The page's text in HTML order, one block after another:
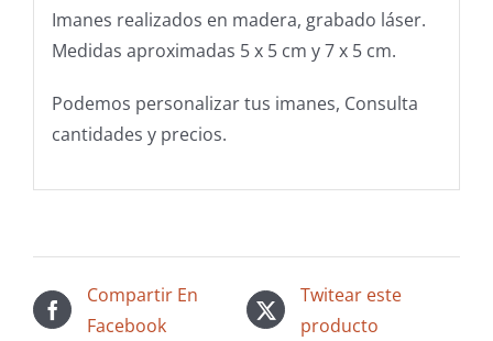
Imanes realizados en madera, grabado láser.
Medidas aproximadas 5 x 5 cm y 7 x 5 cm.
Podemos personalizar tus imanes, Consulta
cantidades y precios.
Compartir En
Facebook
Twitear este
producto